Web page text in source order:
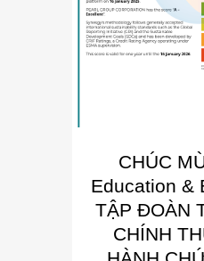
CHÚC
Education &
TẬP ĐOÀN
CHÍNH